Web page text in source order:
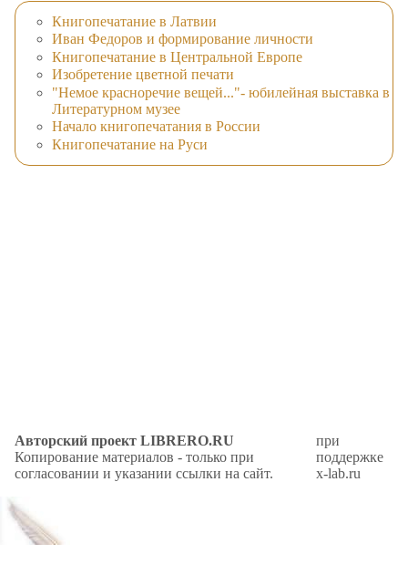
Книгопечатание в Латвии
Иван Федоров и формирование личности
Книгопечатание в Центральной Европе
Изобретение цветной печати
"Немое красноречие вещей..."- юбилейная выставка в
Литературном музее
Начало книгопечатания в России
Книгопечатание на Руси
Авторский проект LIBRERO.RU
Копирование материалов - только при
согласовании и указании ссылки на сайт.
при
поддержке
x-lab.ru